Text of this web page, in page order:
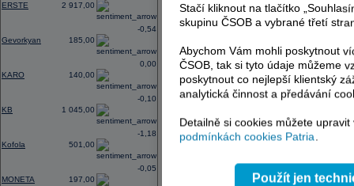
ERSTE 2 917,00
Gevorkyan 185,00
-0,54
KARO 140,00
0,00
KB 1 045,00
-0,10
Kofola 501,00
-1,18
MONETA 197,00
-0,05
AD index - vývoj
Region
Stačí kliknout na tlačítko
skupinu ČSOB a vybrané třetí
Abychom Vám mohli poskytnout
ČSOB, tak si tyto údaje můžeme
poskytnout co nejlepší klientský
analytická činnost a předávání
Detailně si cookies můžete
podmínkách cookies Patria.
Použít jen